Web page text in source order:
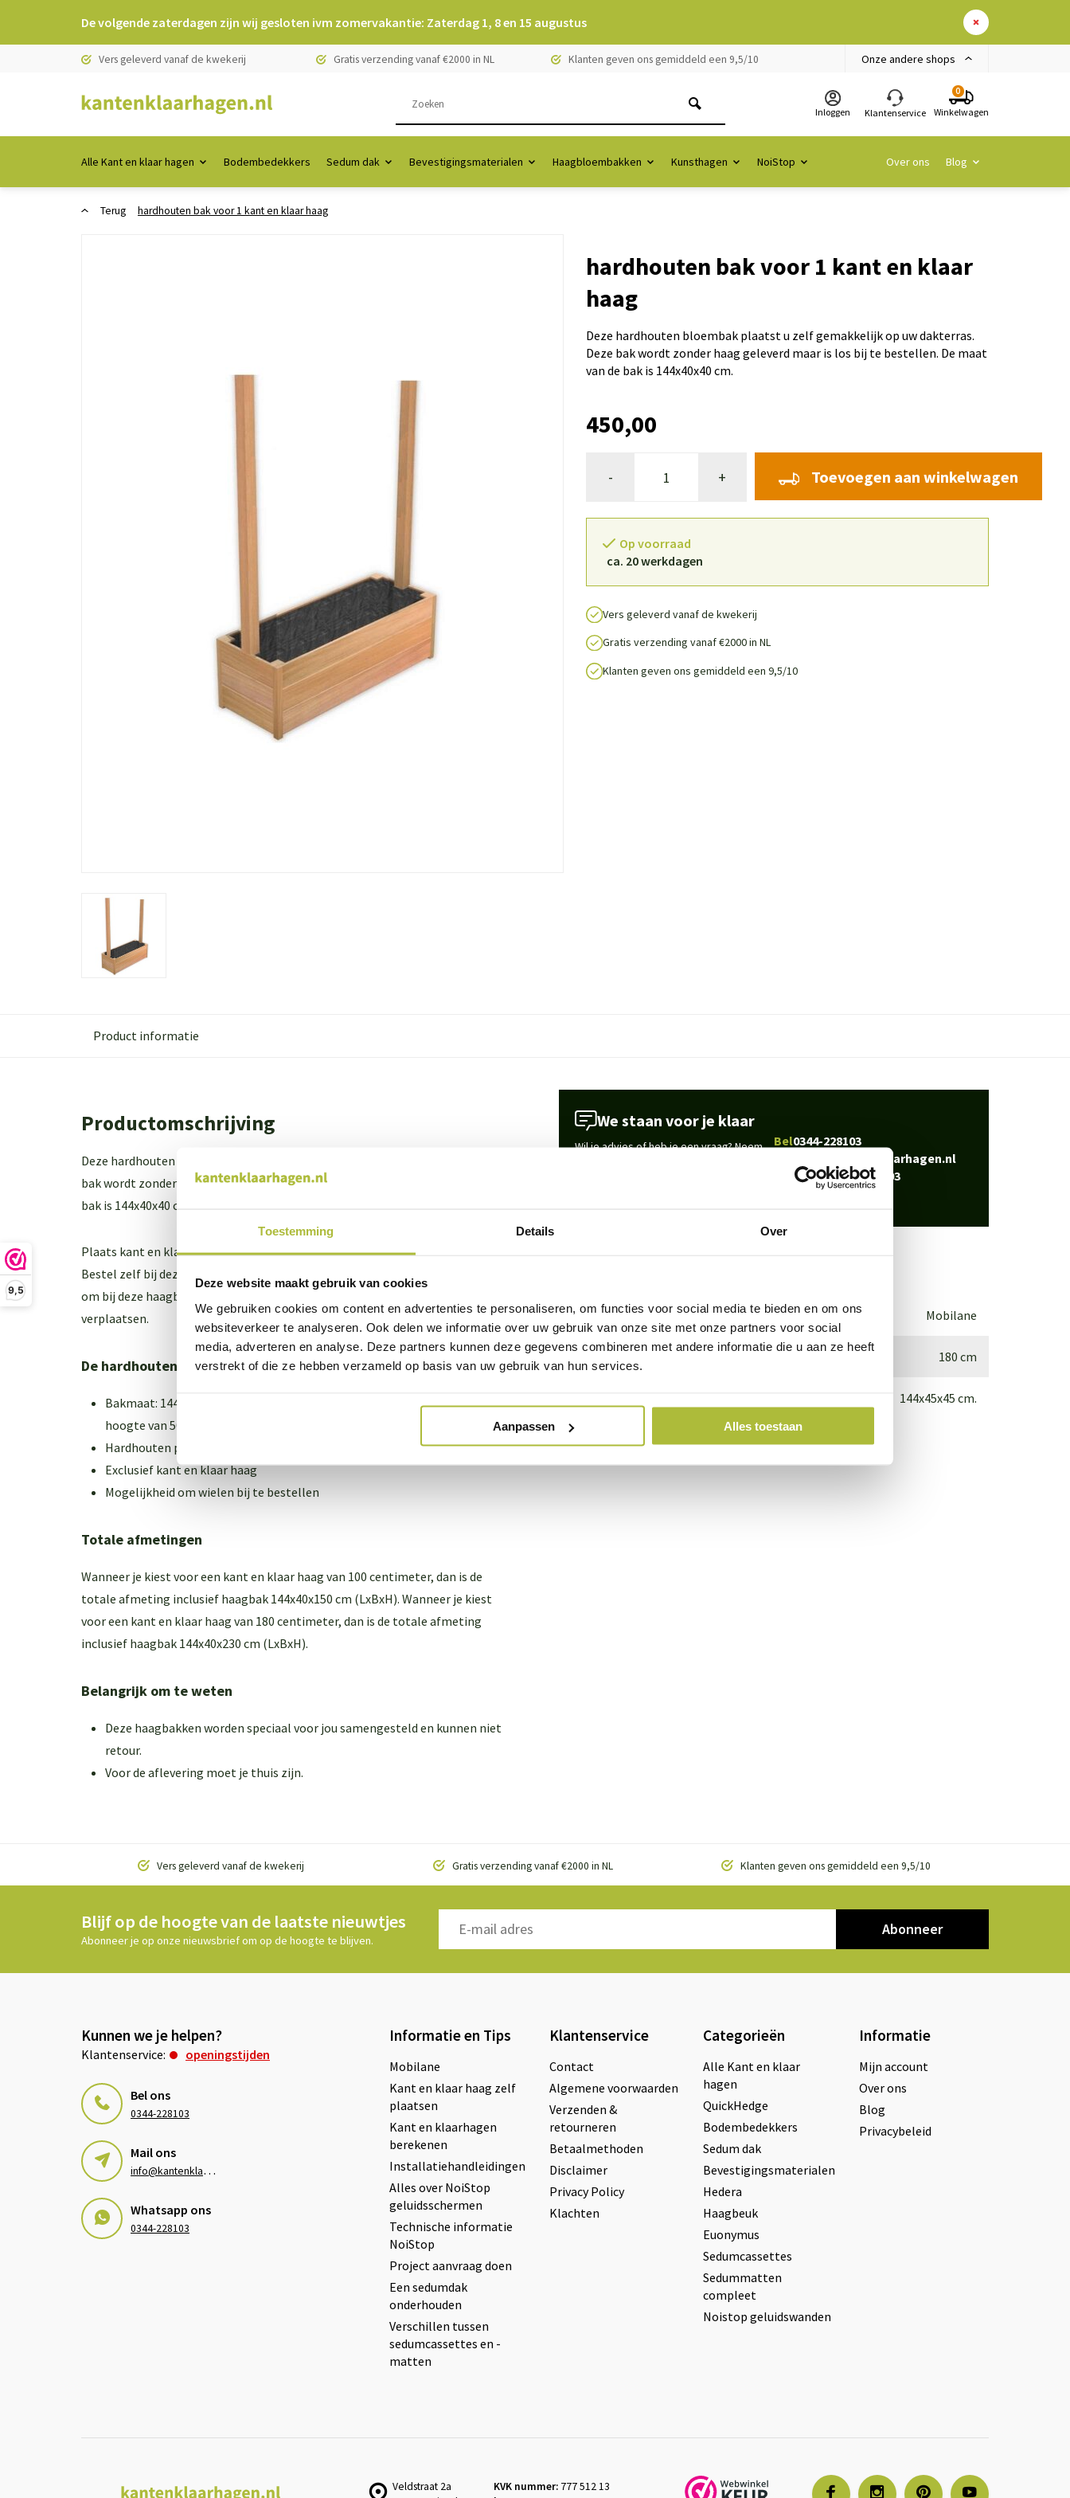
Toestemming Details Over
Deze website maakt gebruik van cookies
We gebruiken cookies om content en advertenties te personaliseren, om functies voor social media te bieden en om ons
websiteverkeer te analyseren. Ook delen we informatie over uw gebruik van onze site met onze partners voor social
media, adverteren en analyse. Deze partners kunnen deze gegevens combineren met andere informatie die u aan ze heeft
verstrekt of die ze hebben verzameld op basis van uw gebruik van hun services.
Aanpassen Alles toestaan
9,5
De volgende zaterdagen zijn wij gesloten ivm zomervakantie: Zaterdag 1, 8 en 15 augustus
Vers geleverd vanaf de kwekerij Gratis verzending vanaf €2000 in NL Klanten geven ons gemiddeld een 9,5/10 Onze andere shops
Inloggen Klantenservice
0
Winkelwagen
Alle Kant en klaar hagen Bodembedekkers Sedum dak Bevestigingsmaterialen Haagbloembakken Kunsthagen NoiStop Over ons Blog
Terug hardhouten bak voor 1 kant en klaar haag
hardhouten bak voor 1 kant en klaar
haag
Deze hardhouten bloembak plaatst u zelf gemakkelijk op uw dakterras.
Deze bak wordt zonder haag geleverd maar is los bij te bestellen. De maat
van de bak is 144x40x40 cm.
450,00
- + Toevoegen aan winkelwagen
Op voorraad
ca. 20 werkdagen
Vers geleverd vanaf de kwekerij
Gratis verzending vanaf €2000 in NL
Klanten geven ons gemiddeld een 9,5/10
Product informatie
Productomschrijving
Deze hardhouten bloembak plaatst u zelf gemakkelijk op uw dakterras. Deze
bak wordt zonder haag geleverd maar is los bij te bestellen. De maat van de
bak is 144x40x40 cm.
Plaats kant en klaar hagen op je balkon, dakterras of gewoon ergens in de tuin.
Bestel zelf bij deze hardhouten haagbak een
om bij deze haagbak wielen te bestellen, zodat je de haagbak kunt
verplaatsen.
De hardhouten haagbak in het kort
Bakmaat: 144x40x40 cm (de bak staat op onderbalkjes en heeft een totale
hoogte van 50 cm)
Hardhouten plantenbak tbv een kant en klaar haag, inclusief palen
Exclusief kant en klaar haag
Mogelijkheid om wielen bij te bestellen
Totale afmetingen
Wanneer je kiest voor een kant en klaar haag van 100 centimeter, dan is de
totale afmeting inclusief haagbak 144x40x150 cm (LxBxH). Wanneer je kiest
voor een kant en klaar haag van 180 centimeter, dan is de totale afmeting
inclusief haagbak 144x40x230 cm (LxBxH).
Belangrijk om te weten
Deze haagbakken worden speciaal voor jou samengesteld en kunnen niet
retour.
Voor de aflevering moet je thuis zijn.
We staan voor je klaar
Wil je advies of heb je een vraag? Neem
Bel0344-228103
info@kantenklaarhagen.nl
Whatsapp0344-228103
Merk Mobilane
Maat hoogte 180 cm
144x45x45 cm.
Vers geleverd vanaf de kwekerij Gratis verzending vanaf €2000 in NL Klanten geven ons gemiddeld een 9,5/10
Blijf op de hoogte van de laatste nieuwtjes
Abonneer je op onze nieuwsbrief om op de hoogte te blijven.
Abonneer
Kunnen we je helpen?
Klantenservice: openingstijden
Bel ons
0344-228103
Mail ons
i
nfo@kantenklaarhagen.nl
Whatsapp ons
0344-228103
Informatie en Tips
Mobilane
Kant en klaar haag zelf
plaatsen
Kant en klaarhagen
berekenen
Installatiehandleidingen
Alles over NoiStop
geluidsschermen
Technische informatie
NoiStop
Project aanvraag doen
Een sedumdak
onderhouden
Verschillen tussen
sedumcassettes en -
matten
Klantenservice
Contact
Algemene voorwaarden
Verzenden &
retourneren
Betaalmethoden
Disclaimer
Privacy Policy
Klachten
Categorieën
Alle Kant en klaar
hagen
QuickHedge
Bodembedekkers
Sedum dak
Bevestigingsmaterialen
Hedera
Haagbeuk
Euonymus
Sedumcassettes
Sedummatten
compleet
Noistop geluidswanden
Informatie
Mijn account
Over ons
Blog
Privacybeleid
Veldstraat 2a
KVK nummer: 777 512 13